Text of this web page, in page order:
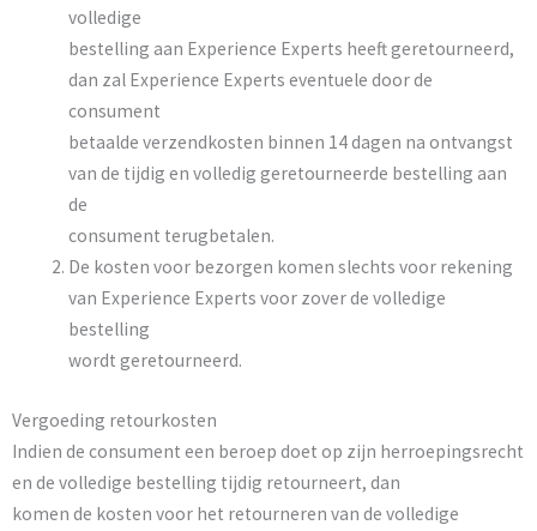
volledige
bestelling aan Experience Experts heeft geretourneerd,
dan zal Experience Experts eventuele door de
consument
betaalde verzendkosten binnen 14 dagen na ontvangst
van de tijdig en volledig geretourneerde bestelling aan
de
consument terugbetalen.
De kosten voor bezorgen komen slechts voor rekening
van Experience Experts voor zover de volledige
bestelling
wordt geretourneerd.
Vergoeding retourkosten
Indien de consument een beroep doet op zijn herroepingsrecht
en de volledige bestelling tijdig retourneert, dan
komen de kosten voor het retourneren van de volledige